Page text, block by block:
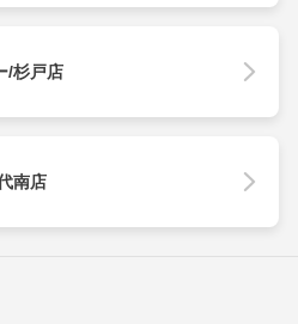
/杉戸店
南店